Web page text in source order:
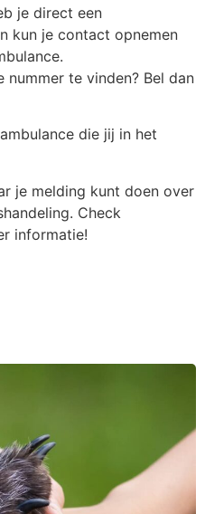
je direct een
kun je contact opnemen
te vinden? Bel dan
die jij in het
je melding kunt doen over
Check
informatie!